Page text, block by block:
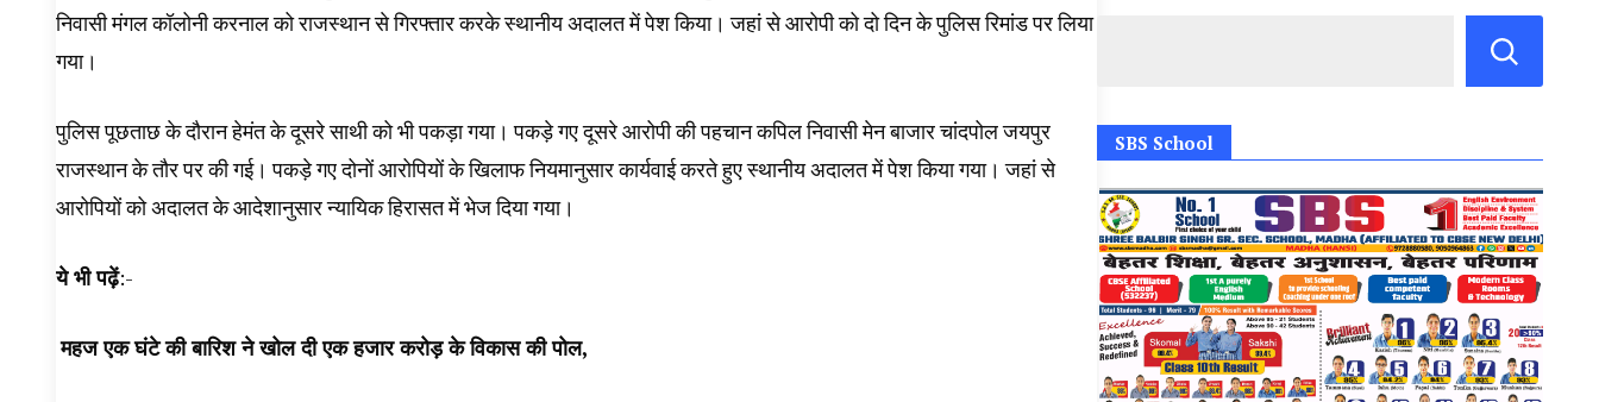
निवासी मंगल कॉलोनी करनाल को राजस्थान से गिरफ्तार करके स्थानीय अदालत में पेश किया। जहां से आरोपी को दो दिन के पुलिस रिमांड पर लिया
गया।
पुलिस पूछताछ के दौरान हेमंत के दूसरे साथी को भी पकड़ा गया। पकड़े गए दूसरे आरोपी की पहचान कपिल निवासी मेन बाजार चांदपोल जयपुर
राजस्थान के तौर पर की गई। पकड़े गए दोनों आरोपियों के खिलाफ नियमानुसार कार्यवाई करते हुए स्थानीय अदालत में पेश किया गया। जहां से
आरोपियों को अदालत के आदेशानुसार न्यायिक हिरासत में भेज दिया गया।
ये भी पढ़ें:-
महज एक घंटे की बारिश ने खोल दी एक हजार करोड़ के विकास की पोल,
SBS School